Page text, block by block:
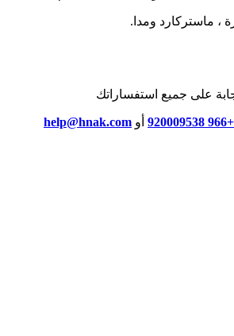
، ماستركارد ومدا.
على جميع استفساراتك
+966 920009538 أو help@hnak.com